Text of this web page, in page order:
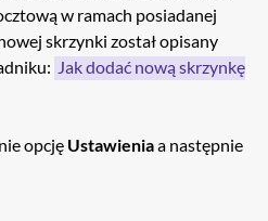
w ramach posiadanej
skrzynki został opisany
Jak dodać nową skrzynkę
opcję Ustawieniaa następnie